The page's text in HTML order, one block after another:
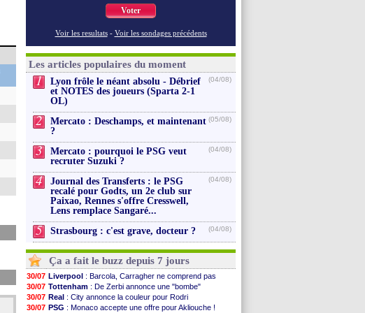
Voter
Voir les resultats - Voir les sondages précédents
Les articles populaires du moment
1
Lyon frôle le néant absolu - Débrief
et NOTES des joueurs (Sparta 2-1
OL)
(04/08)
2
Mercato : Deschamps, et maintenant
?
(05/08)
3
Mercato : pourquoi le PSG veut
recruter Suzuki ?
(04/08)
4
Journal des Transferts : le PSG
recalé pour Godts, un 2e club sur
Paixao, Rennes s'offre Cresswell,
Lens remplace Sangaré...
(04/08)
5 Strasbourg : c'est grave, docteur ? (04/08)
Ça a fait le buzz depuis 7 jours
30/07 Liverpool : Barcola, Carragher ne comprend pas
30/07 Tottenham : De Zerbi annonce une "bombe"
30/07 Real : City annonce la couleur pour Rodri
30/07 PSG : Monaco accepte une offre pour Akliouche !